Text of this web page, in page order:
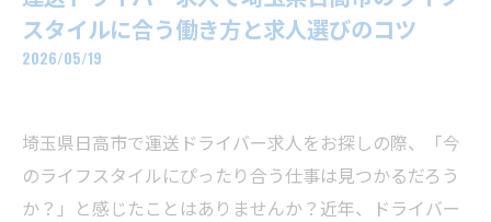
スタイルに合う働き方と求人選びのコツ
2026/05/19
埼玉県日高市で運送ドライバー求人をお探しの際、「今
のライフスタイルにぴったり合う仕事は見つかるだろう
か？」と感じたことはありませんか？近年、ドライバー